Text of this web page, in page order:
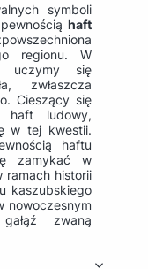
symboli
haft
regionu. W
uczymy się
zwłaszcza
Cieszący się
haft ludowy,
w tej kwestii.
haftu
zamykać w
ramach historii
kaszubskiego
nowoczesnym
zwaną